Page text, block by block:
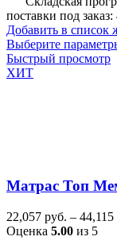
поставки под
Добавить в список
Выберите
Быстрый просмотр
ХИТ
Матрас Топ
22,057 руб. – 44,115
Оценка 5.00 из 5